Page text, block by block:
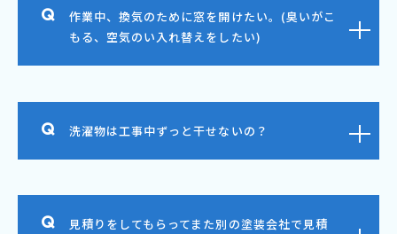
作業中、換気のために窓を開けたい。(臭いがこ
もる、空気のい入れ替えをしたい)
洗濯物は工事中ずっと干せないの？
見積りをしてもらってまた別の塗装会社で見積